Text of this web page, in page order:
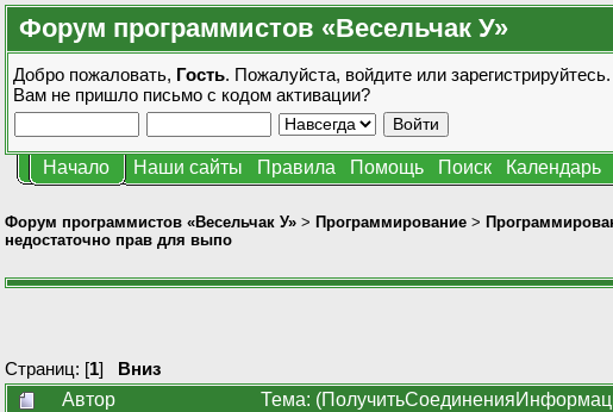
Форум программистов «Весельчак У»
Добро пожаловать, Гость. Пожалуйста, войдите или зарегистрируйтесь.
Вам не пришло письмо с кодом активации?
Начало Наши сайты Правила Помощь Поиск Календарь
Форум программистов «Весельчак У» > Программирование >
недостаточно прав для выпо
Страниц: [1] Вниз
Автор
Тема: